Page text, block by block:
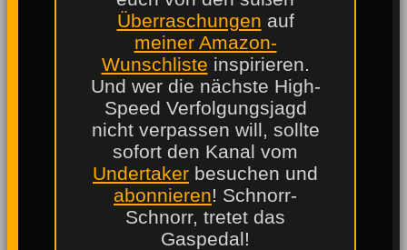
Überraschungen auf
meiner Amazon-
Wunschliste inspirieren.
Und wer die nächste High-
Speed Verfolgungsjagd
nicht verpassen will, sollte
sofort den Kanal vom
Undertaker besuchen und
abonnieren! Schnorr-
Schnorr, tretet das
Gaspedal!